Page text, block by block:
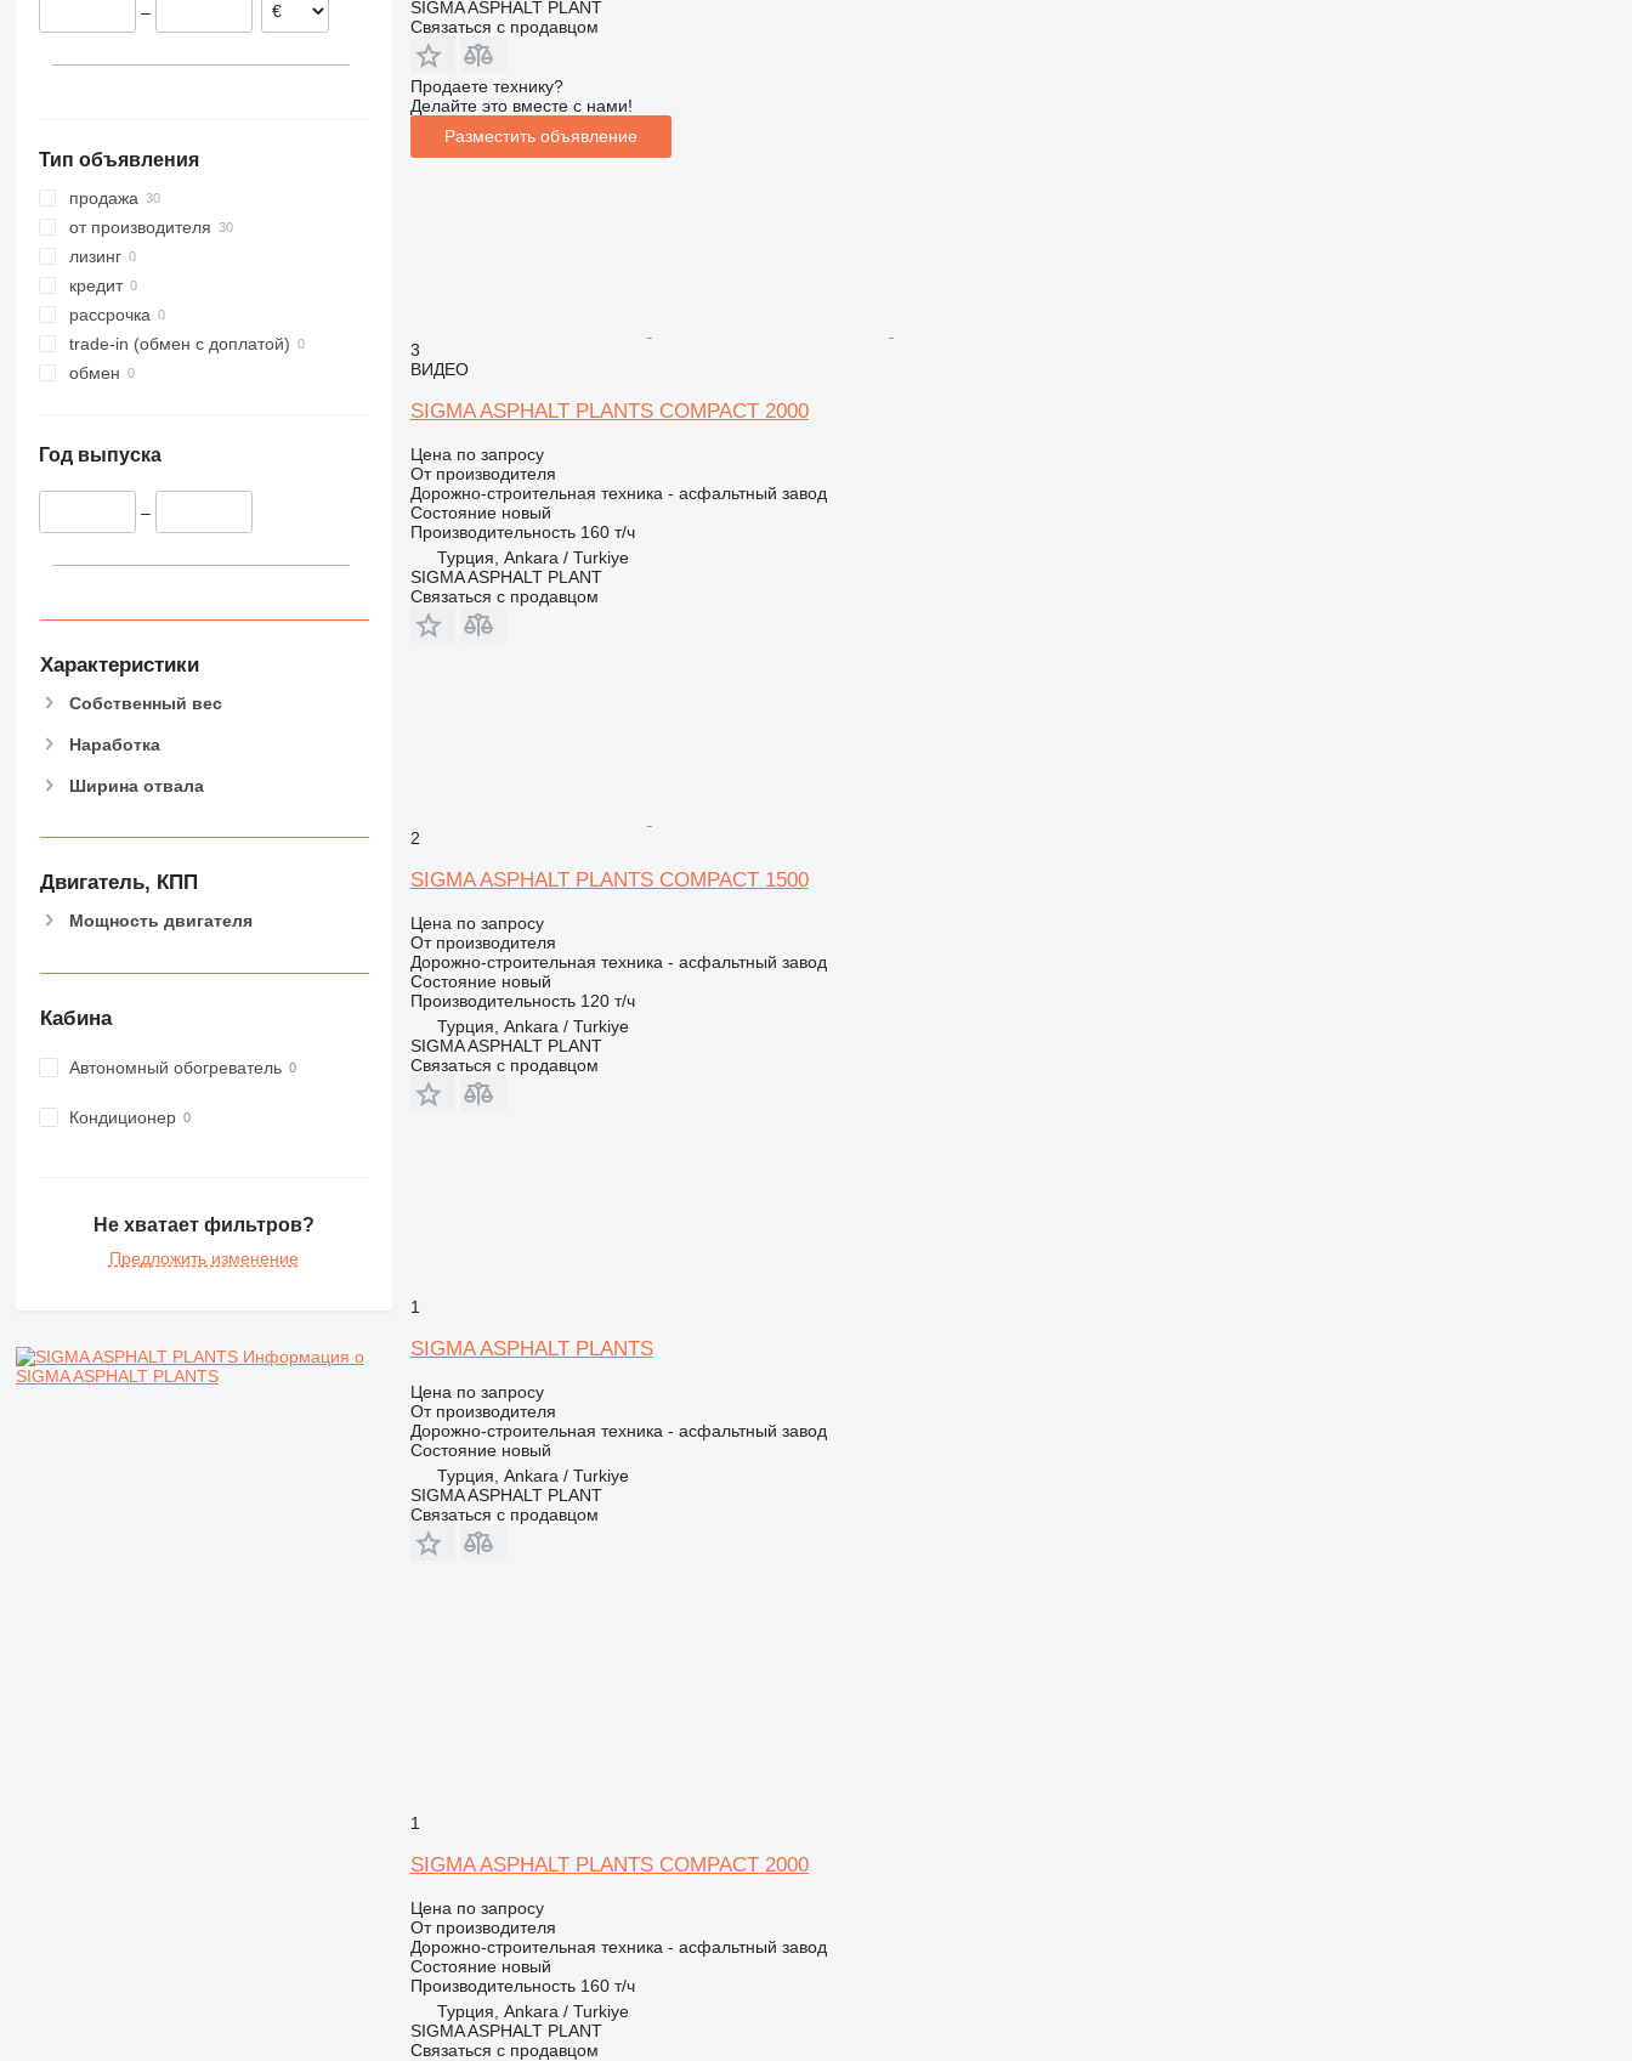
–
Тип объявления
продажа
от производителя
лизинг
кредит
рассрочка
trade-in (обмен с доплатой)
обмен
Год выпуска
–
Характеристики
Собственный вес
Наработка
Ширина отвала
Двигатель, КПП
Мощность двигателя
Кабина
Автономный обогреватель
Кондиционер
Не хватает фильтров?
Предложить изменение
Информация о
SIGMA ASPHALT PLANTS
SIGMA ASPHALT PLANT
Связаться с продавцом
Продаете технику?
Делайте это вместе с нами!
Разместить объявление
3
ВИДЕО
SIGMA ASPHALT PLANTS COMPACT 2000
Цена по запросу
От производителя
Дорожно-строительная техника - асфальтный завод
Состояниеновый
Производительность 160 т/ч
Турция, Ankara / Turkiye
SIGMA ASPHALT PLANT
Связаться с продавцом
2
SIGMA ASPHALT PLANTS COMPACT 1500
Цена по запросу
От производителя
Дорожно-строительная техника - асфальтный завод
Состояниеновый
Производительность 120 т/ч
Турция, Ankara / Turkiye
SIGMA ASPHALT PLANT
Связаться с продавцом
1
SIGMA ASPHALT PLANTS
Цена по запросу
От производителя
Дорожно-строительная техника - асфальтный завод
Состояниеновый
Турция, Ankara / Turkiye
SIGMA ASPHALT PLANT
Связаться с продавцом
1
SIGMA ASPHALT PLANTS COMPACT 2000
Цена по запросу
От производителя
Дорожно-строительная техника - асфальтный завод
Состояниеновый
Производительность 160 т/ч
Турция, Ankara / Turkiye
SIGMA ASPHALT PLANT
Связаться с продавцом